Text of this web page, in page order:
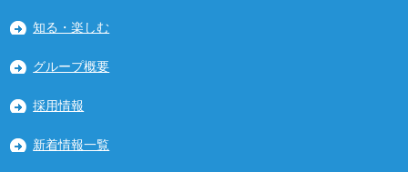
知る・楽しむ
グループ概要
採用情報
新着情報一覧